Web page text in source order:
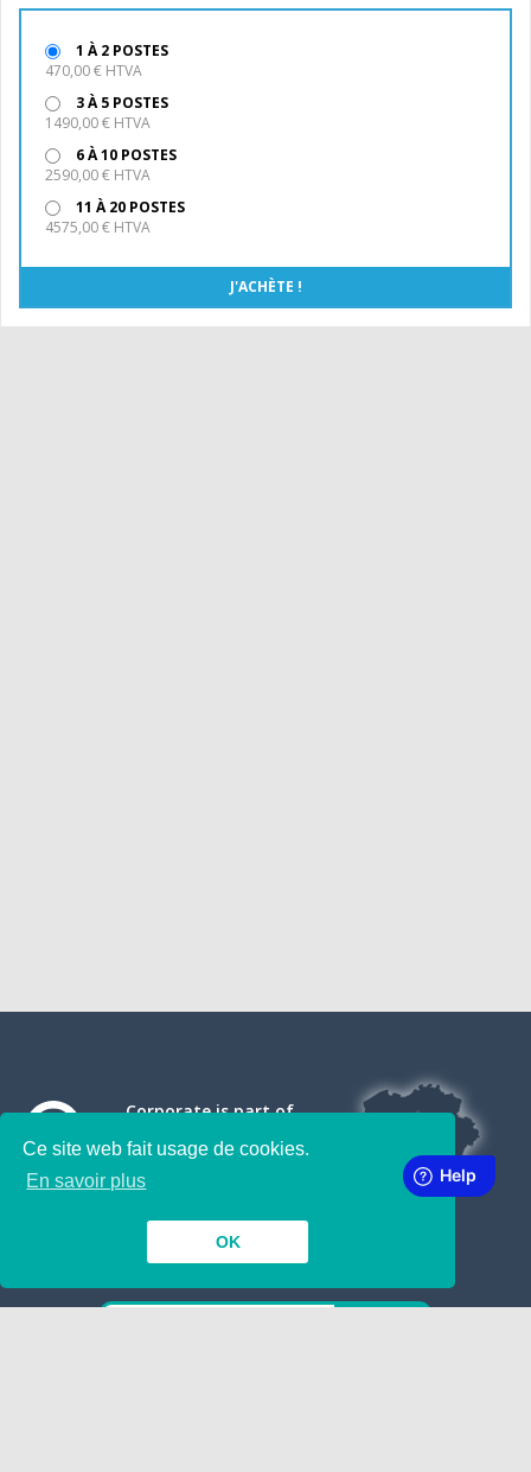
Ce site web fait usage de cookies.
En savoir plus
OK
1 À 2 POSTES
470,00 € HTVA
3 À 5 POSTES
1490,00 € HTVA
6 À 10 POSTES
2590,00 € HTVA
11 À 20 POSTES
4575,00 € HTVA
Corporate is part of